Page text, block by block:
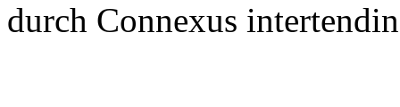
durch Connexus